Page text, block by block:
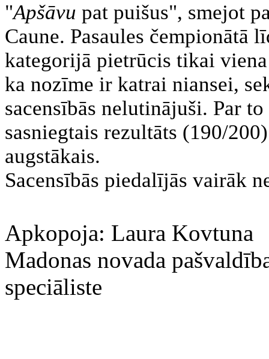
"Apšāvu pat puišus", smejot
Caune. Pasaules čempionātā
kategorijā pietrūcis tikai
ka nozīme ir katrai niansei,
sacensībās nelutinājuši. Par
sasniegtais rezultāts (190/200)
augstākais.
Sacensībās piedalījās vairāk
Apkopoja: Laura Kovtuna
‌Madonas novada
speciāliste